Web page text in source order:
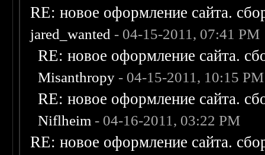
RE: новое оформление сайта.
jared_wanted - 04-15-2011, 07:41 PM
RE: новое оформление сайта.
Misanthropy - 04-15-2011, 10:15 PM
RE: новое оформление сайта.
Niflheim - 04-16-2011, 03:22 PM
RE: новое оформление сайта.